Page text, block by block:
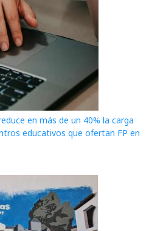
en más de un 40% la carga
educativos que ofertan FP en